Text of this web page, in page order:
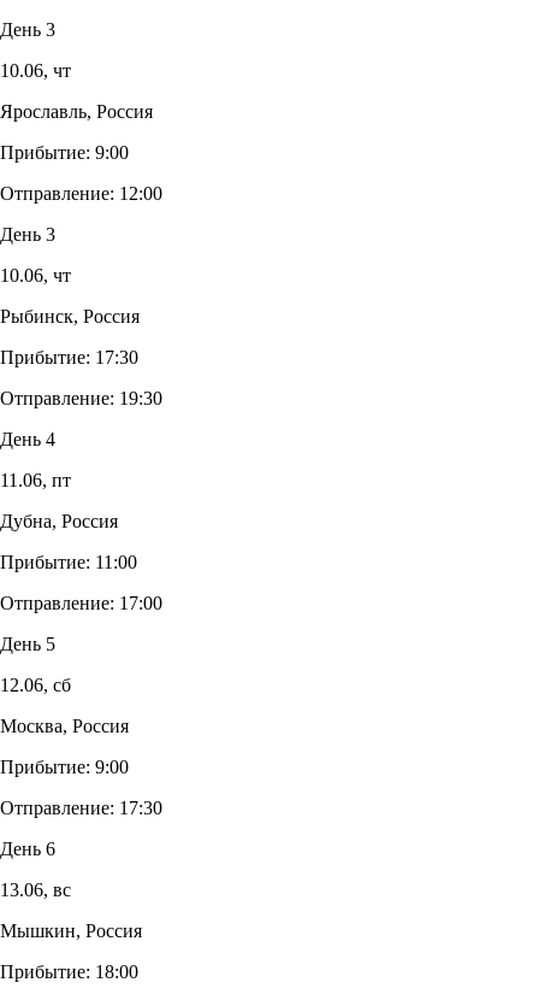
День 3
10.06, чт
Ярославль, Россия
Прибытие: 9:00
Отправление: 12:00
День 3
10.06, чт
Рыбинск, Россия
Прибытие: 17:30
Отправление: 19:30
День 4
11.06, пт
Дубна, Россия
Прибытие: 11:00
Отправление: 17:00
День 5
12.06, сб
Москва, Россия
Прибытие: 9:00
Отправление: 17:30
День 6
13.06, вс
Мышкин, Россия
Прибытие: 18:00